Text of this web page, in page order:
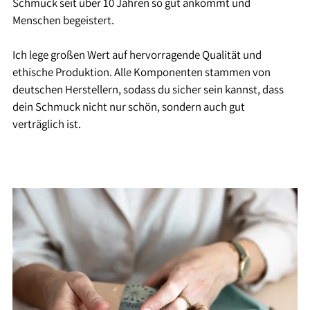
Menschen begeistert.
Ich lege großen Wert auf hervorragende Qualität und
ethische Produktion. Alle Komponenten stammen von
deutschen Herstellern, sodass du sicher sein kannst, dass
dein Schmuck nicht nur schön, sondern auch gut
verträglich ist.